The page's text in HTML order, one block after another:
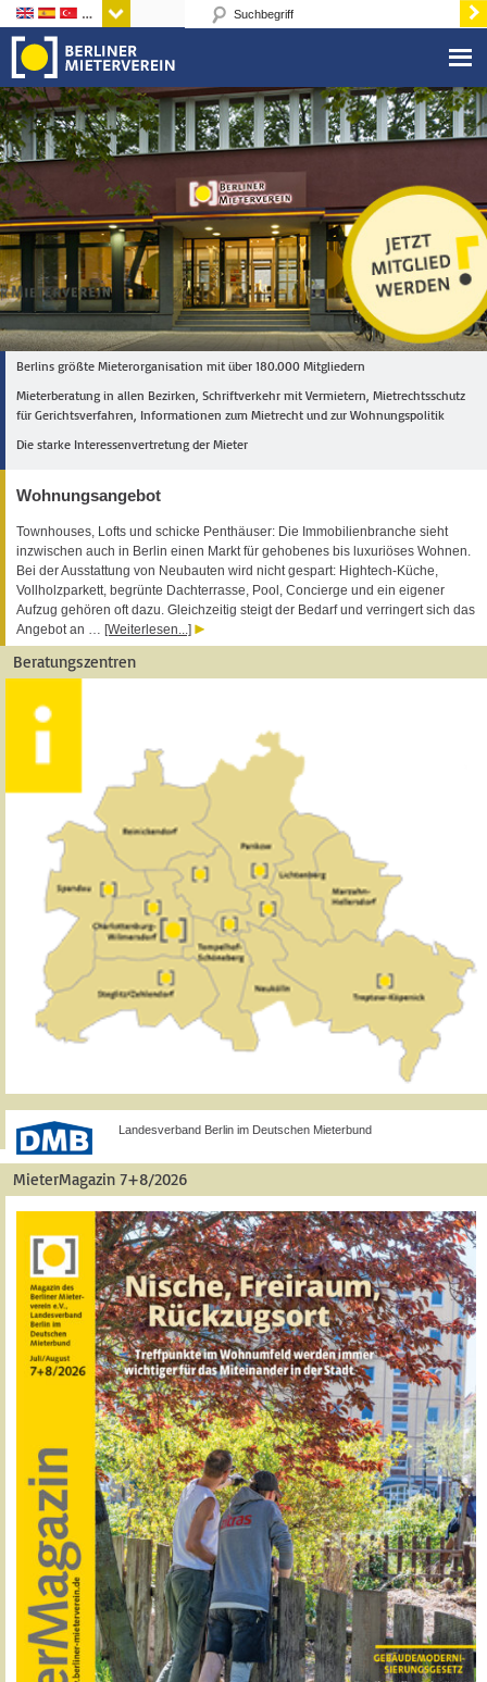
Sprachen
Berlins größte Mieterorganisation mit über 180.000 Mitgliedern
Mieterberatung in allen Bezirken, Schriftverkehr mit Vermietern, Mietrechtsschutz
für Gerichtsverfahren, Informationen zum Mietrecht und zur Wohnungspolitik
Die starke Interessenvertretung der Mieter
Wohnungsangebot
Townhouses, Lofts und schicke Penthäuser: Die Immobilienbranche sieht
inzwischen auch in Berlin einen Markt für gehobenes bis luxuriöses Wohnen.
Bei der Ausstattung von Neubauten wird nicht gespart: Hightech-Küche,
Vollholzparkett, begrünte Dachterrasse, Pool, Concierge und ein eigener
Aufzug gehören oft dazu. Gleichzeitig steigt der Bedarf und verringert sich das
Angebot an … [Weiterlesen...]
Beratungszentren
Landesverband Berlin im Deutschen Mieterbund
MieterMagazin 7+8/2026